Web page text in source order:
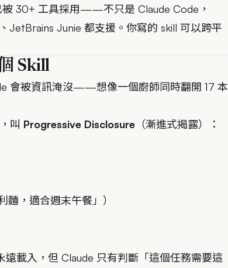
30+ 工具採用——不只是 Claude Code，
JetBrains Junie 都支援。你寫的 skill 可以跨平
Skill
會被資訊淹沒——想像一個廚師同時翻開 17 本
叫 Progressive Disclosure （漸進式揭露）：
，適合週末午餐」）
載入，但 Claude 只有判斷「這個任務需要這